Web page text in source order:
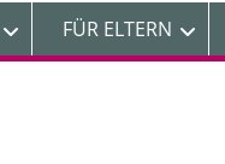
FÜR ELTERN